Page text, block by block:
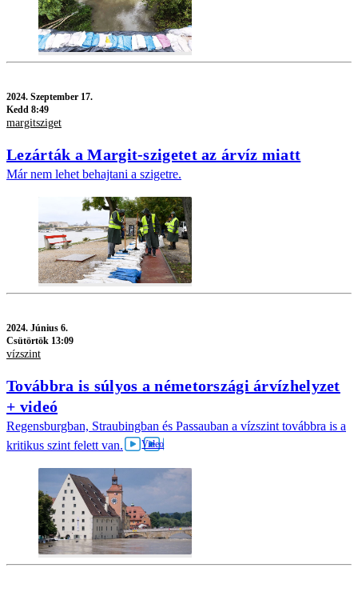
2024. Szeptember 17.
Kedd 8:49
margitsziget
Lezárták a Margit-szigetet az árvíz miatt
Már nem lehet behajtani a szigetre.
2024. Június 6.
Csütörtök 13:09
vízszint
Továbbra is súlyos a németországi árvízhelyzet
+ videó
Regensburgban, Straubingban és Passauban a vízszint továbbra is a
kritikus szint felett van.